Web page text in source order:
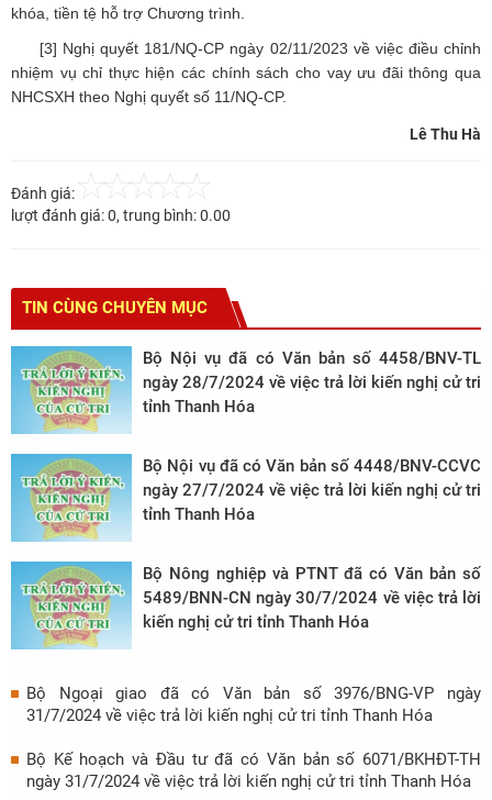
khóa, tiền tệ hỗ trợ Chương trình.
[3] Nghị quyết 181/NQ-CP ngày 02/11/2023 về việc điều chỉnh
nhiệm vụ chỉ thực hiện các chính sách cho vay ưu đãi thông qua
NHCSXH theo Nghị quyết số 11/NQ-CP.
Lê Thu Hà
Đánh giá:
lượt đánh giá:0, trung bình:0.00
TIN CÙNG CHUYÊN MỤC
Bộ Nội vụ đã có Văn bản số 4458/BNV-TL
ngày 28/7/2024 về việc trả lời kiến nghị cử tri
tỉnh Thanh Hóa
Bộ Nội vụ đã có Văn bản số 4448/BNV-CCVC
ngày 27/7/2024 về việc trả lời kiến nghị cử tri
tỉnh Thanh Hóa
Bộ Nông nghiệp và PTNT đã có Văn bản số
5489/BNN-CN ngày 30/7/2024 về việc trả lời
kiến nghị cử tri tỉnh Thanh Hóa
Bộ Ngoại giao đã có Văn bản số 3976/BNG-VP ngày
31/7/2024 về việc trả lời kiến nghị cử tri tỉnh Thanh Hóa
Bộ Kế hoạch và Đầu tư đã có Văn bản số 6071/BKHĐT-TH
ngày 31/7/2024 về việc trả lời kiến nghị cử tri tỉnh Thanh Hóa